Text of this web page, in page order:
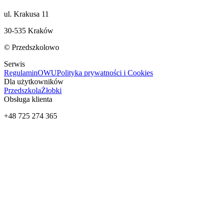
ul. Krakusa 11
30-535 Kraków
© Przedszkolowo
Serwis
RegulaminOWUPolityka prywatności i Cookies
Dla użytkowników
PrzedszkolaŻłobki
Obsługa klienta
+48 725 274 365